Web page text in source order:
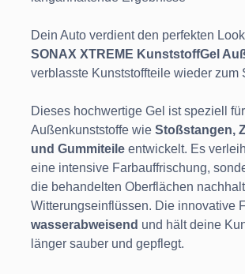
Dein Auto verdient den perfekten
SONAX XTREME KunststoffGel
verblasste Kunststoffteile wieder zum
Dieses hochwertige Gel ist speziell für
Außenkunststoffe wie Stoßstangen,
und Gummiteile entwickelt. Es
eine intensive Farbauffrischung,
die behandelten Oberflächen
Witterungseinflüssen. Die innovative
wasserabweisend und hält deine
länger sauber und gepflegt.